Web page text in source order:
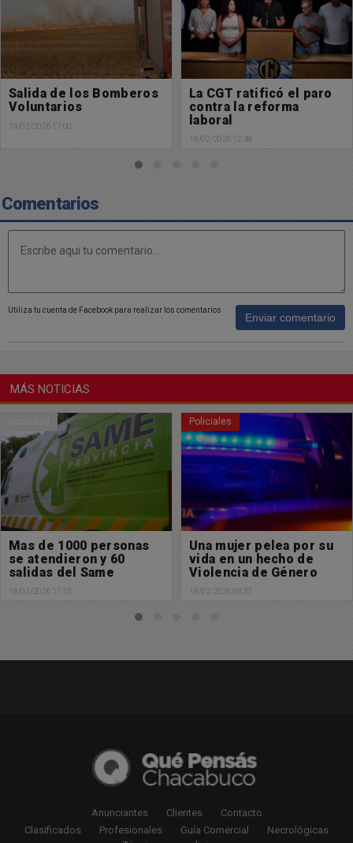
Salida de los Bomberos
Voluntarios
19/02/2026 17:00
La CGT ratificó el paro
contra la reforma
laboral
18/02/2026 12:38
Comentarios
Utiliza tu cuenta de Facebook para realizar los comentarios
Enviar comentario
MÁS NOTICIAS
Mas de 1000 personas
se atendieron y 60
salidas del Same
18/02/2026 17:53
Policiales
Una mujer pelea por su
vida en un hecho de
Violencia de Género
18/02/2026 08:37
Anunciantes Clientes
Contacto
Clasificados
Profesionales Guía Comercial
Necrológicas